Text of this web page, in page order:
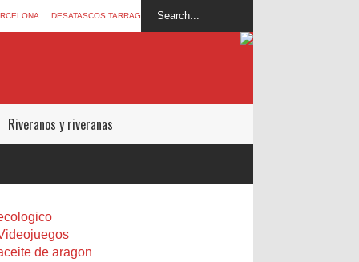
DESATASCOS TARRAGONA
Riveranos y riveranas
de aragon